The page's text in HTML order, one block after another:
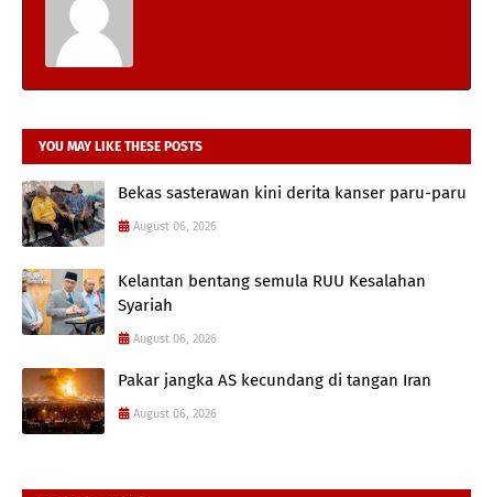
YOU MAY LIKE THESE POSTS
Bekas sasterawan kini derita kanser paru-paru
August 06, 2026
Kelantan bentang semula RUU Kesalahan
Syariah
August 06, 2026
Pakar jangka AS kecundang di tangan Iran
August 06, 2026